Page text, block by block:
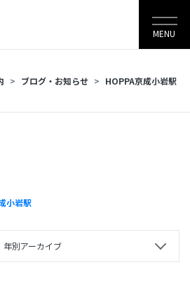
MENU
ブログ・お知らせ
HOPPA京成小岩駅
小岩駅
年別アーカイブ